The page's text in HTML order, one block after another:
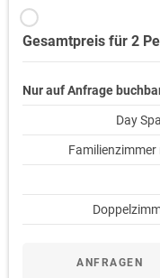
Gesamtpreis für 2
Nur auf Anfrage
Day
ANFRAGEN